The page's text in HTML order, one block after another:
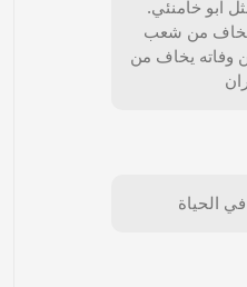
ابو خامنئي.
يخاف من شعب
وفاته يخاف من
الحياة